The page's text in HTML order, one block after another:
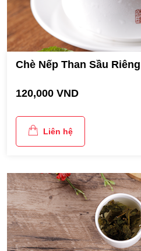
Chè Nếp Than Sầu
120,000 VND
Liên hệ